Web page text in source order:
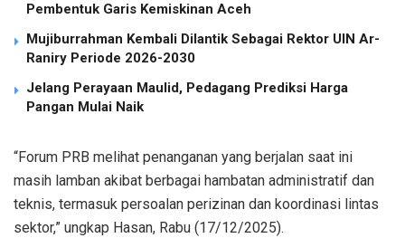
Pembentuk Garis Kemiskinan Aceh
Mujiburrahman Kembali Dilantik Sebagai Rektor UIN Ar-
Raniry Periode 2026-2030
Jelang Perayaan Maulid, Pedagang Prediksi Harga
Pangan Mulai Naik
“Forum PRB melihat penanganan yang berjalan saat ini
masih lamban akibat berbagai hambatan administratif dan
teknis, termasuk persoalan perizinan dan koordinasi lintas
sektor,” ungkap Hasan, Rabu (17/12/2025).